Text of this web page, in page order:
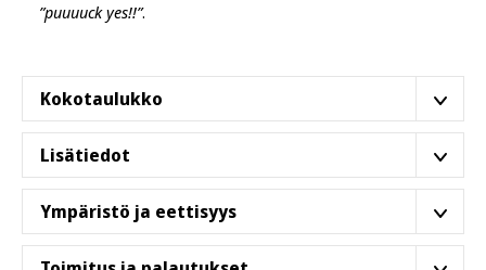
”puuuuck yes!!”.
Kokotaulukko
S M L XL 2XL
3XL
Leveys, cm
46 51 56
Pituus, cm
71 73,5 76 78,5 81 84
Lisätiedot
T-paita on rengaskehrättyä, esikutistettua puuvillaa, joka
on pehmeä ja miellyttävä päällä. Malli on normaaliclassic
fit, eli sopii perinteisesti niin miehille kuin naisille. Ei
Ympäristö ja eettisyys
Tämä paita on tuotettu ympäristöjalanjälki ja reilut